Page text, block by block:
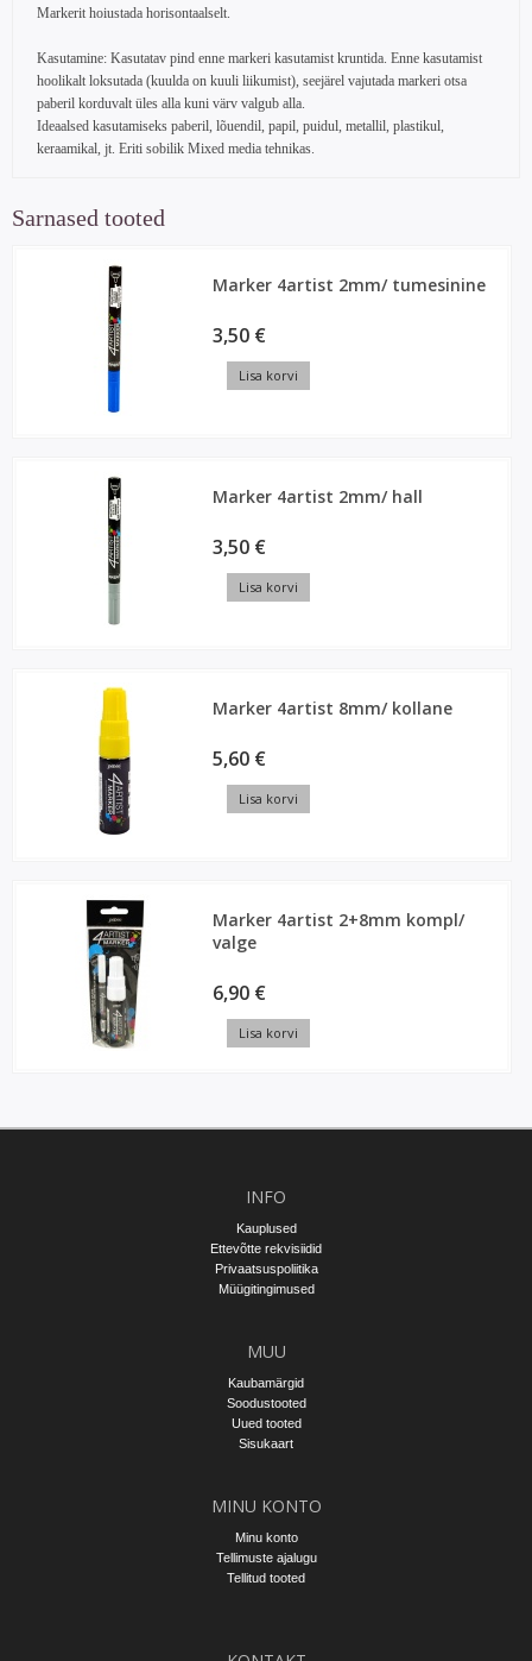
Markerit hoiustada horisontaalselt.
Kasutamine: Kasutatav pind enne markeri kasutamist kruntida. Enne kasutamist
hoolikalt loksutada (kuulda on kuuli liikumist), seejärel vajutada markeri otsa
paberil korduvalt üles alla kuni värv valgub alla.
Ideaalsed kasutamiseks paberil, lõuendil, papil, puidul, metallil, plastikul,
keraamikal, jt. Eriti sobilik Mixed media tehnikas.
Sarnased tooted
Marker 4artist 2mm/ tumesinine
3,50 €
Lisa korvi
Marker 4artist 2mm/ hall
3,50 €
Lisa korvi
Marker 4artist 8mm/ kollane
5,60 €
Lisa korvi
Marker 4artist 2+8mm kompl/
valge
6,90 €
Lisa korvi
INFO
Kauplused
Ettevõtte rekvisiidid
Privaatsuspoliitika
Müügitingimused
MUU
Kaubamärgid
Soodustooted
Uued tooted
Sisukaart
MINU KONTO
Minu konto
Tellimuste ajalugu
Tellitud tooted